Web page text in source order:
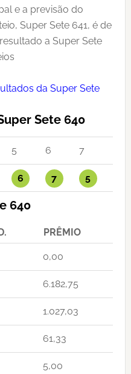
e a previsão do
Super Sete 641, é de
a Super Sete
da Super Sete
Sete 640
5 6 7
6 7 5
640
PRÊMIO
0,00
6.182,75
1.027,03
61,33
5,00